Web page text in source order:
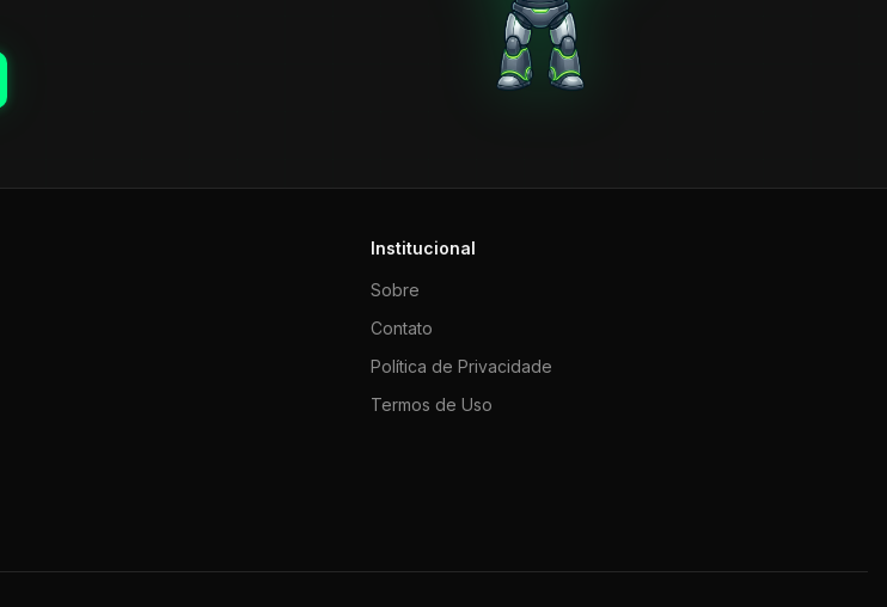
Institucional
Sobre
Contato
Política de Privacidade
Termos de Uso